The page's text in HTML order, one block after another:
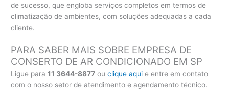
de sucesso, que engloba serviços completos em termos de
climatização de ambientes, com soluções adequadas a cada
cliente.
PARA SABER MAIS SOBRE EMPRESA DE
CONSERTO DE AR CONDICIONADO EM SP
Ligue para11 3644-8877 ouclique aqui e entre em contato
com o nosso setor de atendimento e agendamento técnico.